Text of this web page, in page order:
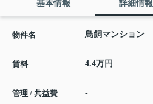
基本情報 詳細情報
物件名 鳥飼マンション
賃料 4.4万円
管理 / 共益費 -